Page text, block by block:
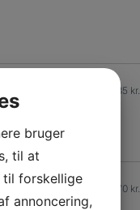
235 kr.
270 kr.
bruger
til at
til forskellige
annoncering,